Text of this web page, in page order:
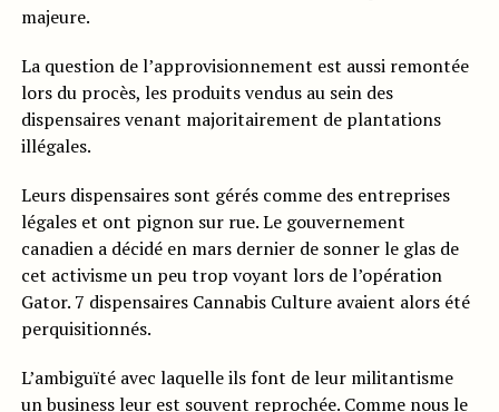
majeure.
La question de l’approvisionnement est aussi remontée
lors du procès, les produits vendus au sein des
dispensaires venant majoritairement de plantations
illégales.
Leurs dispensaires sont gérés comme des entreprises
légales et ont pignon sur rue. Le gouvernement
canadien a décidé en mars dernier de sonner le glas de
cet activisme un peu trop voyant lors de l’opération
Gator. 7 dispensaires Cannabis Culture avaient alors été
perquisitionnés.
L’ambiguïté avec laquelle ils font de leur militantisme
un business leur est souvent reprochée. Comme nous le